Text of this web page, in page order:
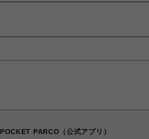
POCKET PARCO（公式アプリ）